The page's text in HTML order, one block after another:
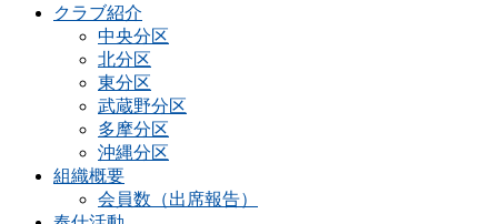
クラブ紹介
中央分区
北分区
東分区
武蔵野分区
多摩分区
沖縄分区
組織概要
会員数（出席報告）